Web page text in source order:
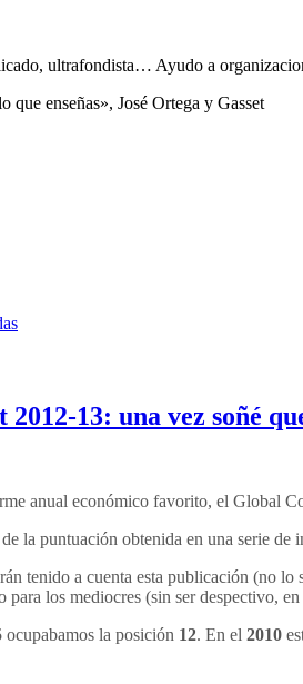
ultrafondista… Ayudo a
que enseñas», José Ortega y Gasset
13: una vez soñé
anual económico favorito, el Global
la puntuación obtenida en una serie de
tenido a cuenta esta publicación (no
los mediocres (sin ser despectivo,
ocupabamos la posición 12. En el 2010